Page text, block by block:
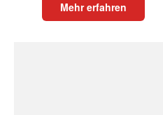
Mehr erfahren